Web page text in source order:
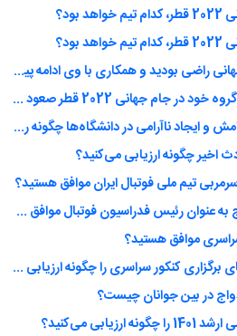
از عملکرد کی‌روش در جام جهانی راضی بودید و همکاری با وی ادامه پیدا کند؟
آیا ایران موفق خواهد شد از گروه خود در جام جهانی 2022 قطر صعود کند؟
با دانشجویان برهم زننده آرامش و ایجاد ناآرامی در دانشگاه‌ها چگونه رفتار شود؟
اخیر چگونه ارزیابی می‌کنید؟
تیم ملی فوتبال ایران موافق هستید؟
آیا با انتخاب شدن مهدی تاج به عنوان رئیس فدراسیون فوتبال موافق هستید؟
موافق هستید؟
جلوگیری از تقلب در محل های برگزاری کنکور سراسری را چگونه ارزیابی می کنید؟
در بین جوانان چیست؟
می‌کنید؟